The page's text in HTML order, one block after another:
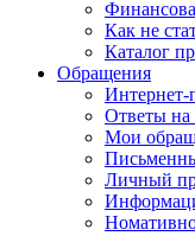
Как не
Каталог
Обращения
Интернет-
Ответы на
Мои
Личный